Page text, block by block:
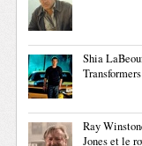
Shia
Ray
Jones et le